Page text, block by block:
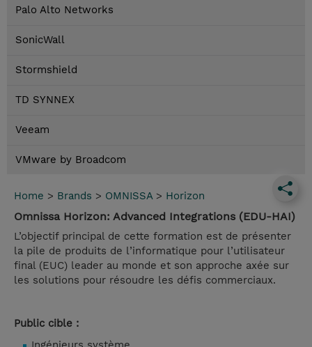
Palo Alto Networks
SonicWall
Stormshield
TD SYNNEX
Veeam
VMware by Broadcom
Home > Brands > OMNISSA> Horizon
Omnissa Horizon: Advanced Integrations (EDU-HAI)
L’objectif principal de cette formation est de présenter
la pile de produits de l’informatique pour l’utilisateur
final (EUC) leader au monde et son approche axée sur
les solutions pour résoudre les défis commerciaux.
Public cible :